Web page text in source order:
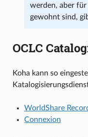
werden, aber
gewohnt sind,
OCLC
Koha kann so
WorldShare
Connexion